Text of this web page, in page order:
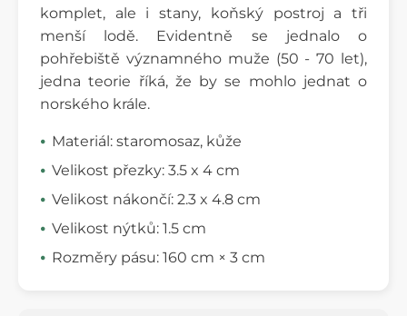
komplet, ale i stany, koňský postroj a tři
menší lodě. Evidentně se jednalo o
pohřebiště významného muže (50 - 70 let),
jedna teorie říká, že by se mohlo jednat o
norského krále.
Materiál: staromosaz, kůže
Velikost přezky: 3.5 x 4 cm
Velikost nákončí: 2.3 x 4.8 cm
Velikost nýtků: 1.5 cm
Rozměry pásu: 160 cm × 3 cm